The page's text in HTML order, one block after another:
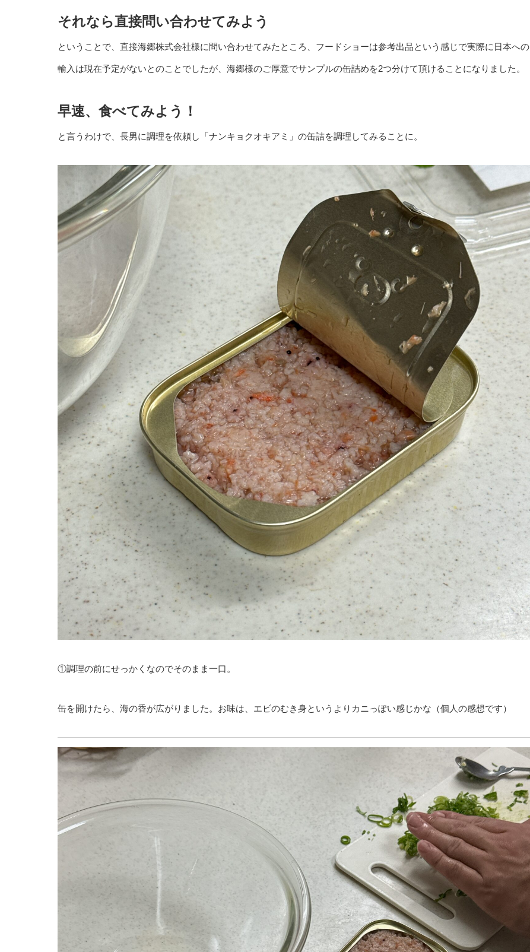
それなら直接問い合わせてみよう
ということで、直接海郷株式会社様に問い合わせてみたところ、フードショーは参考出品という感じで実際に日本への
輸入は現在予定がないとのことでしたが、海郷様のご厚意でサンプルの缶詰めを2つ分けて頂けることになりました。
早速、食べてみよう！
と言うわけで、長男に調理を依頼し「ナンキョクオキアミ」の缶詰を調理してみることに。
①調理の前にせっかくなのでそのまま一口。
缶を開けたら、海の香が広がりました。お味は、エビのむき身というよりカニっぽい感じかな（個人の感想です）